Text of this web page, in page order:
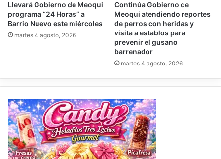
Llevará Gobierno de Meoqui
programa “24 Horas” a
Barrio Nuevo este miércoles
martes 4 agosto, 2026
Continúa Gobierno de
Meoqui atendiendo reportes
de perros con heridas y
visita a establos para
prevenir el gusano
barrenador
martes 4 agosto, 2026